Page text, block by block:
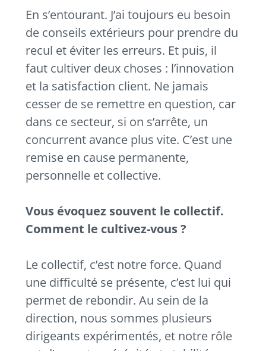
En s’entourant. J’ai toujours eu besoin
de conseils extérieurs pour prendre du
recul et éviter les erreurs. Et puis, il
faut cultiver deux choses : l’innovation
et la satisfaction client. Ne jamais
cesser de se remettre en question, car
dans ce secteur, si on s’arrête, un
concurrent avance plus vite. C’est une
remise en cause permanente,
personnelle et collective.
Vous évoquez souvent le collectif.
Comment le cultivez-vous ?
Le collectif, c’est notre force. Quand
une difficulté se présente, c’est lui qui
permet de rebondir. Au sein de la
direction, nous sommes plusieurs
dirigeants expérimentés, et notre rôle